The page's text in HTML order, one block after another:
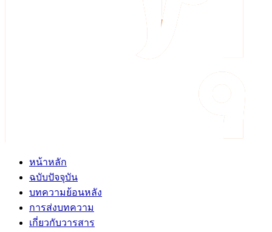
หน้าหลัก
ฉบับปัจจุบัน
บทความย้อนหลัง
การส่งบทความ
เกี่ยวกับวารสาร